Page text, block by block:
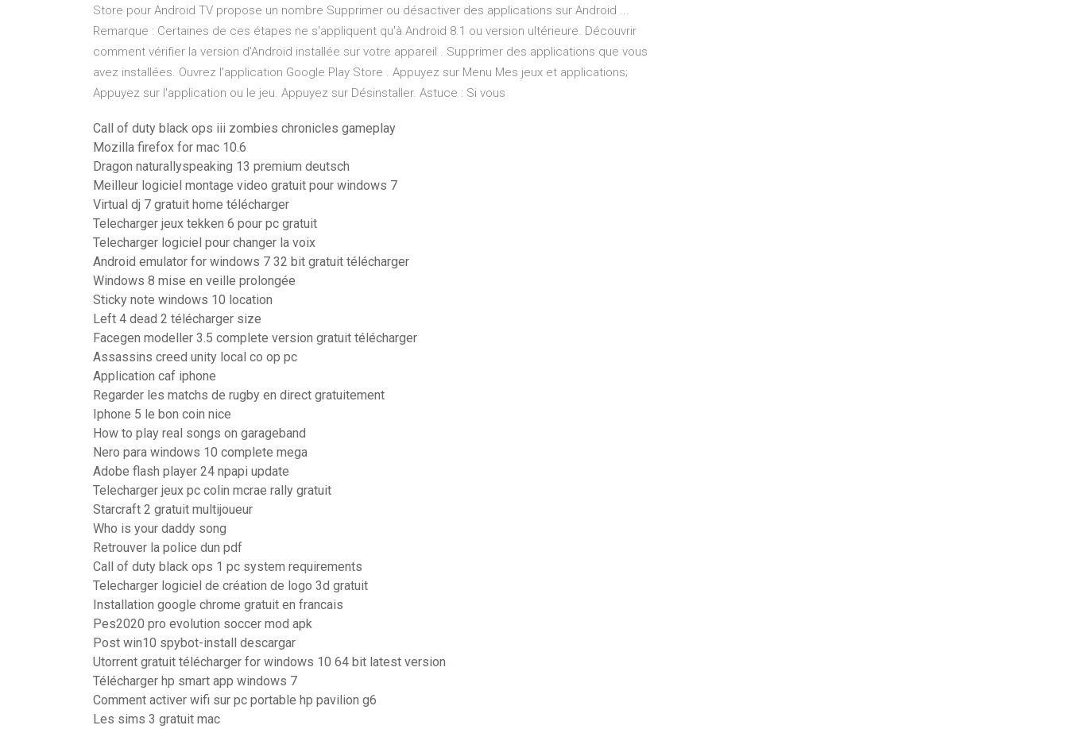
Store pour Android TV propose un nombre Supprimer ou désactiver des applications sur Android ...
Remarque : Certaines de ces étapes ne s'appliquent qu'à Android 8.1 ou version ultérieure. Découvrir
comment vérifier la version d'Android installée sur votre appareil . Supprimer des applications que vous
avez installées. Ouvrez l'application Google Play Store . Appuyez sur Menu Mes jeux et applications;
Appuyez sur l'application ou le jeu. Appuyez sur Désinstaller. Astuce : Si vous
Call of duty black ops iii zombies chronicles gameplay
Mozilla firefox for mac 10.6
Dragon naturallyspeaking 13 premium deutsch
Meilleur logiciel montage video gratuit pour windows 7
Virtual dj 7 gratuit home télécharger
Telecharger jeux tekken 6 pour pc gratuit
Telecharger logiciel pour changer la voix
Android emulator for windows 7 32 bit gratuit télécharger
Windows 8 mise en veille prolongée
Sticky note windows 10 location
Left 4 dead 2 télécharger size
Facegen modeller 3.5 complete version gratuit télécharger
Assassins creed unity local co op pc
Application caf iphone
Regarder les matchs de rugby en direct gratuitement
Iphone 5 le bon coin nice
How to play real songs on garageband
Nero para windows 10 complete mega
Adobe flash player 24 npapi update
Telecharger jeux pc colin mcrae rally gratuit
Starcraft 2 gratuit multijoueur
Who is your daddy song
Retrouver la police dun pdf
Call of duty black ops 1 pc system requirements
Telecharger logiciel de création de logo 3d gratuit
Installation google chrome gratuit en francais
Pes2020 pro evolution soccer mod apk
Post win10 spybot-install descargar
Utorrent gratuit télécharger for windows 10 64 bit latest version
Télécharger hp smart app windows 7
Comment activer wifi sur pc portable hp pavilion g6
Les sims 3 gratuit mac